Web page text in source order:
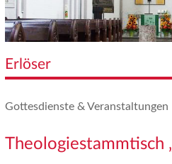
Erlöser
Gottesdienste & Veranstaltungen
Theologiestammtisch